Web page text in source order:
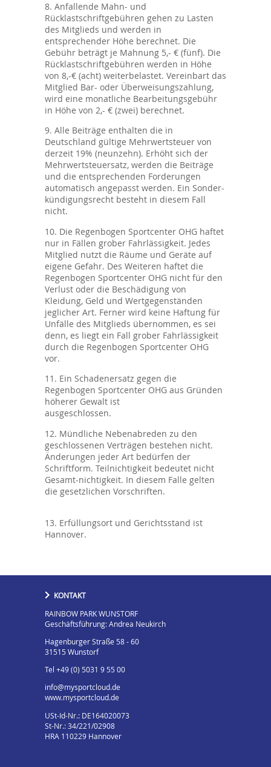
8. Anfallende Mahn- und
Rücklastschriftgebühren gehen zu Lasten
des Mitglieds und werden in
entsprechender Höhe berechnet. Die
Gebühr beträgt je Mahnung 5,- € (fünf). Die
Rücklastschriftgebühren werden in Höhe
von 8,-€ (acht) weiterbelastet. Vereinbart das
Mitglied Bar- oder Überweisungszahlung,
wird eine monatliche Bearbeitungsgebühr
in Höhe von 2,- € (zwei) berechnet.
9. Alle Beiträge enthalten die in
Deutschland gültige Mehrwertsteuer von
derzeit 19% (neunzehn). Erhöht sich der
Mehrwertsteuersatz, werden die Beiträge
und die entsprechenden Forderungen
automatisch angepasst werden. Ein Sonder-
kündigungsrecht besteht in diesem Fall
nicht.
10. Die Regenbogen Sportcenter OHG haftet
nur in Fällen grober Fahrlässigkeit. Jedes
Mitglied nutzt die Räume und Geräte auf
eigene Gefahr. Des Weiteren haftet die
Regenbogen Sportcenter OHG nicht für den
Verlust oder die Beschädigung von
Kleidung, Geld und Wertgegenständen
jeglicher Art. Ferner wird keine Haftung für
Unfälle des Mitglieds übernommen, es sei
denn, es liegt ein Fall grober Fahrlässigkeit
durch die Regenbogen Sportcenter OHG
vor.
11. Ein Schadenersatz gegen die
Regenbogen Sportcenter OHG aus Gründen
höherer Gewalt ist
12. Mündliche Nebenabreden zu den
geschlossenen Verträgen bestehen nicht.
Änderungen jeder Art bedürfen der
Schriftform. Teilnichtigkeit bedeutet nicht
Gesamt-nichtigkeit. In diesem Falle gelten
die gesetzlichen Vorschriften.
13. Erfüllungsort und Gerichtsstand ist
Hannover.
KONTAKT
RAINBOW PARK WUNSTORF
Geschäftsführung: Andrea Neukirch
Hagenburger Straße 58 - 60
31515 Wunstorf
Tel +49 (0) 5031 9 55 00
info@mysportcloud.de
www.mysportcloud.de
USt-Id-Nr.: DE164020073
St-Nr.: 34/221/02908
HRA 110229 Hannover